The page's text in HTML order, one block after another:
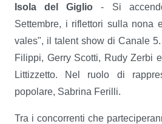
Isola del Giglio - Si
Settembre, i riflettori sulla nona
vales", il talent show di Canale
Filippi, Gerry Scotti, Rudy Zerbi
Littizzetto. Nel ruolo di
popolare, Sabrina Ferilli.
Tra i concorrenti che